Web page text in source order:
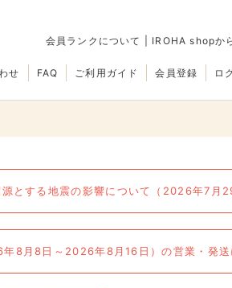
会員ランクについて IROHA shopか
会員登録 ロ
ご利用ガイド
FAQ
せ
とする地震の影響について（2026年7月
8月8日～2026年8月16日）の営業・発送